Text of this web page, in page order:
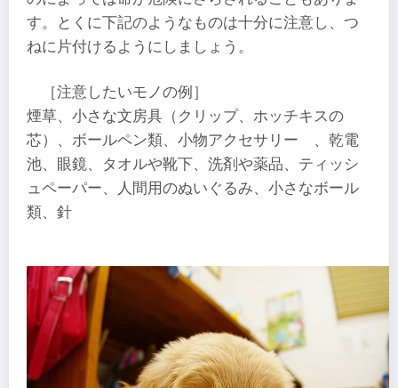
す。とくに下記のようなものは十分に注意し、つ
ねに片付けるようにしましょう。
［注意したいモノの例］
煙草、小さな文房具（クリップ、ホッチキスの
芯）、ボールペン類、小物アクセサリー 、乾電
池、眼鏡、タオルや靴下、洗剤や薬品、ティッシ
ュペーパー、人間用のぬいぐるみ、小さなボール
類、針